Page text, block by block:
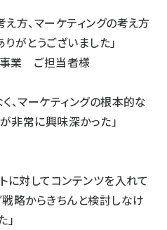
方、マーケティングの考え方
がとうございました」
業 ご担当者様
、マーケティングの根本的な
非常に興味深かった」
に対してコンテンツを入れて
略からきちんと検討しなけ
」